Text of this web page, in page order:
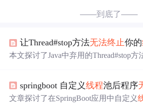
——到底了——
让Thread#stop方法无法终止你的
本文探讨了Java中弃用的Thread#stop
catch和finally块中执行任何可能导致线
这是一种有趣的技巧，但并不推荐在实
springboot 自定义线程池后程序
文章探讨了在SpringBoot应用中自定义